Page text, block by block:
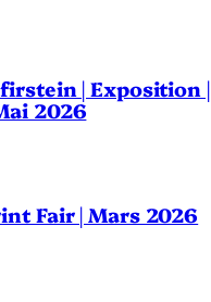
| Exposition |
2026
Fair | Mars 2026